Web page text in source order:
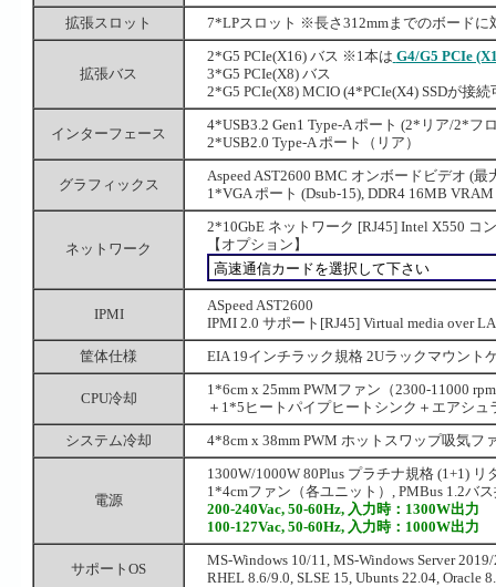
拡張スロット
7*LPスロット ※長さ312mmまでのボードに
拡張バス
2*G5 PCIe(X16) バス ※1本は G4/G5 PCIe
3*G5 PCIe(X8) バス
2*G5 PCIe(X8) MCIO (4*PCIe(X4) SSDが接続
インターフェース
4*USB3.2 Gen1 Type-A ポート (2*リア/2*フ
2*USB2.0 Type-A ポート（リア）
グラフィックス
Aspeed AST2600 BMC オンボードビデオ (最
1*VGA ポート (Dsub-15), DDR4 16MB VRAM
ネットワーク
2*10GbE ネットワーク [RJ45] Intel X550 コ
【オプション】
IPMI
ASpeed AST2600
IPMI 2.0 サポート[RJ45] Virtual media over
筐体仕様
EIA 19インチラック規格 2Uラックマウント
CPU冷却
1*6cm x 25mm PWMファン（2300-11000
＋1*5ヒートパイプヒートシンク＋エアシュ
システム冷却
4*8cm x 38mm PWM ホットスワップ吸気フ
電源
1300W/1000W 80Plus プラチナ規格 (1+1) リ
1*4cmファン（各ユニット）, PMBus 1.2バ
200-240Vac, 50-60Hz, 入力時：1300W出力
100-127Vac, 50-60Hz, 入力時：1000W出力
サポートOS
MS-Windows 10/11, MS-Windows Server
RHEL 8.6/9.0, SLSE 15, Ubunts 22.04, Oracle